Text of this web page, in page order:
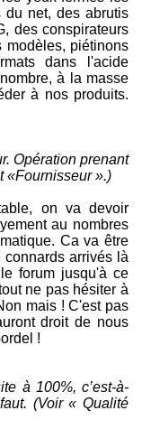
du net, des abrutis
des conspirateurs
modèles, piétinons
dans l'acide
à la masse
à nos produits.
Opération prenant
«Fournisseur ».)
on va devoir
au nombres
Ca va être
arrivés là
forum jusqu'à ce
ne pas hésiter à
mais ! C'est pas
droit de nous
!
à 100%, c’est-à-
(Voir « Qualité